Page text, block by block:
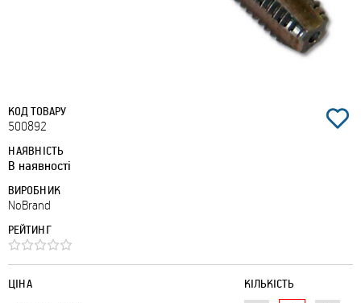
КОД ТОВАРУ
500892
НАЯВНІСТЬ
В наявності
ВИРОБНИК
NoBrand
РЕЙТИНГ
КІЛЬКІСТЬ
ЦІНА